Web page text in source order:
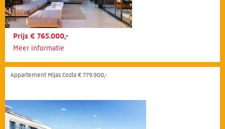
Prijs € 765.000,-
Meer informatie
Appartement Mijas Costa € 779.900,-